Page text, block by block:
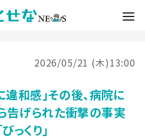
2026/05/21 (木)13:00
和感」その後、病院に
げられた衝撃の事実
っくり」